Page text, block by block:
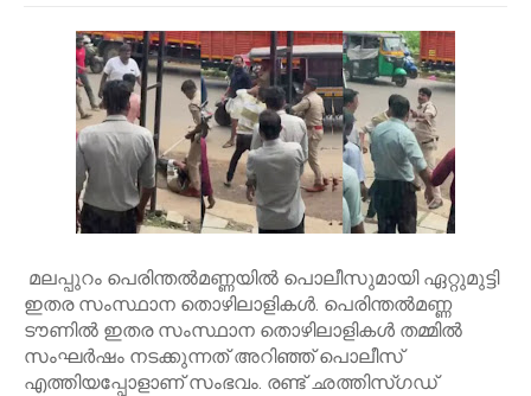
മലപ്പുറം പെരിന്തല്‍മണ്ണയില്‍ പൊലീസുമായി ഏറ്റുമുട്ടി
ഇതര സംസ്ഥാന തൊഴിലാളികള്‍. പെരിന്തല്‍മണ്ണ
ടൗണില്‍ ഇതര സംസ്ഥാന തൊഴിലാളികള്‍ തമ്മില്‍
സംഘര്‍ഷം നടക്കുന്നത് അറിഞ്ഞ് പൊലീസ്
എത്തിയപ്പോളാണ് സംഭവം. രണ്ട് ഛത്തിസ്ഗഡ്